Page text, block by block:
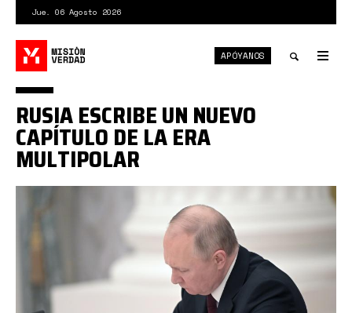
contenido
principal
Jue. 06 Agosto 2026
APÓYANOS
putin
firma
reconocimiento
RUSIA ESCRIBE UN NUEVO
CAPÍTULO DE LA ERA
MULTIPOLAR